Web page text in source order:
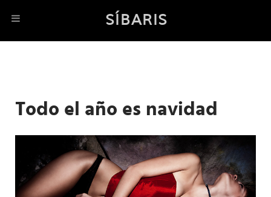
SÍBARIS
Todo el año es navidad